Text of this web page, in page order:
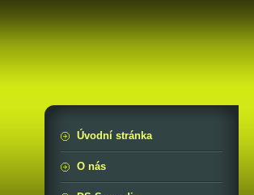
Úvodní stránka
O nás